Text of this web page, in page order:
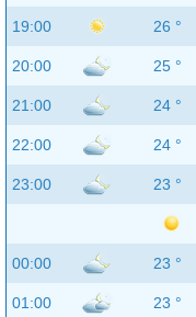
19:00 26 °
20:00 25 °
21:00 24 °
22:00 24 °
23:00 23 °
00:00 23 °
01:00 23 °